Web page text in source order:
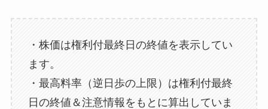
・株価は権利付最終日の終値を表示してい
ます。
・最高料率（逆日歩の上限）は権利付最終
日の終値＆注意情報をもとに算出していま